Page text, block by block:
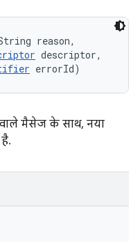
reason,
descriptor,
errorId)
मैसेज के साथ, नया